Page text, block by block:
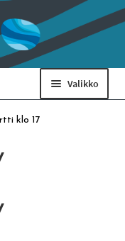
Valikko
klo 17